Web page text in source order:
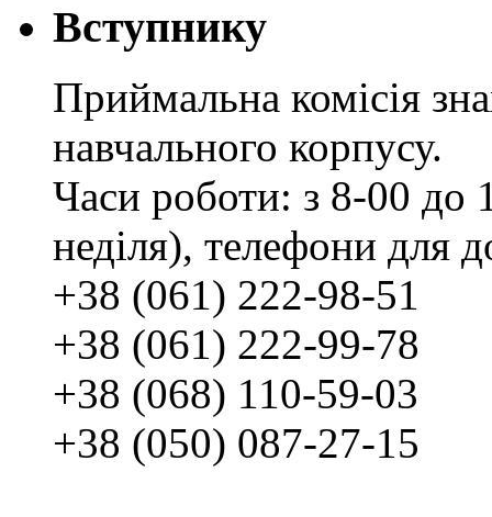
Вступнику
Приймальна комісія
навчального корпусу.
Часи роботи: з 8-00 до
неділя), телефони для
+38 (061) 222-98-51
+38 (061) 222-99-78
+38 (068) 110-59-03
+38 (050) 087-27-15